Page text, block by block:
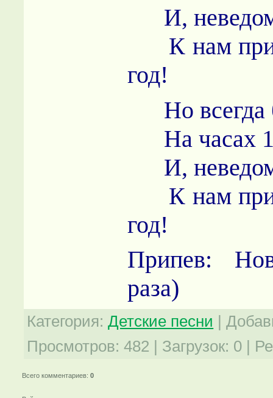
И,
К нам
год!
Но всегда
На часах
И,
К нам
год!
Припев:
раза)
Категория: Детские песни |
Просмотров: 482 | Загрузок: 0 |
Всего комментариев:0